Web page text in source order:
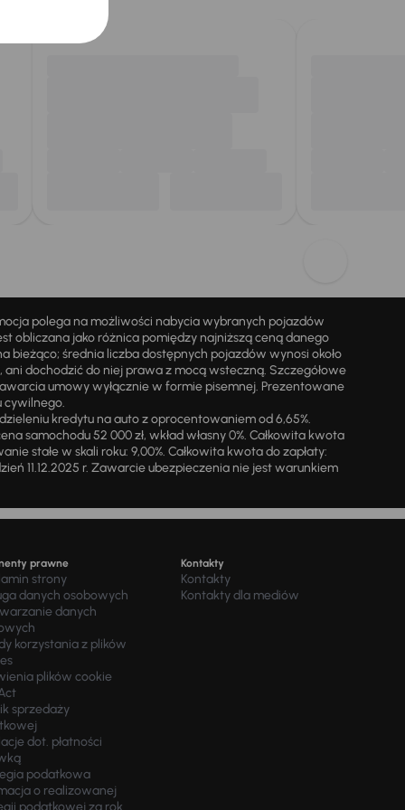
polega na możliwości nabycia wybranych pojazdów
obliczana jako różnica pomiędzy najniższą ceną danego
bieżąco; średnia liczba dostępnych pojazdów wynosi około
dochodzić do niej prawa z mocą wsteczną. Szczegółowe
umowy wyłącznie w formie pisemnej. Prezentowane
cywilnego.
kredytu na auto z oprocentowaniem od 6,65%.
samochodu 52 000 zł, wkład własny 0%. Całkowita kwota
stałe w skali roku: 9,00%. Całkowita kwota do zapłaty:
11.12.2025 r. Zawarcie ubezpieczenia nie jest warunkiem
prawne
strony
danych osobowych
danych
korzystania z plików
plików cookie
sprzedaży
dot. płatności
podatkowa
o realizowanej
podatkowej za rok
Kontakty
Kontakty
Kontakty dla mediów